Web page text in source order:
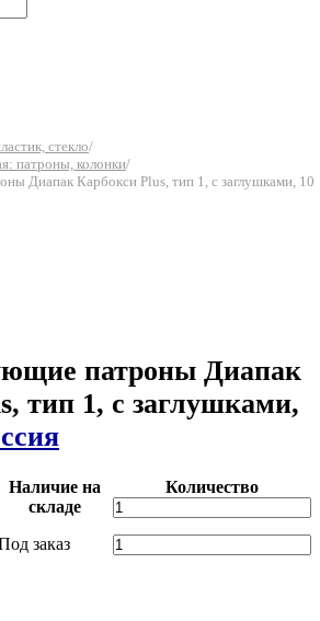
стекло/
патроны, колонки/
Диапак Карбокси Plus, тип 1, с заглушками, 10
патроны Диапак
тип 1, с заглушками,
Наличие на
складе
Количество
заказ